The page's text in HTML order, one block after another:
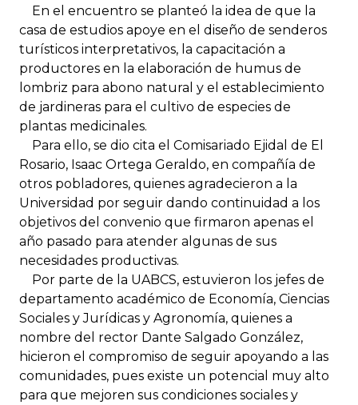
En el encuentro se planteó la idea de que la
casa de estudios apoye en el diseño de senderos
turísticos interpretativos, la capacitación a
productores en la elaboración de humus de
lombriz para abono natural y el establecimiento
de jardineras para el cultivo de especies de
plantas medicinales.
Para ello, se dio cita el Comisariado Ejidal de El
Rosario, Isaac Ortega Geraldo, en compañía de
otros pobladores, quienes agradecieron a la
Universidad por seguir dando continuidad a los
objetivos del convenio que firmaron apenas el
año pasado para atender algunas de sus
necesidades productivas.
Por parte de la UABCS, estuvieron los jefes de
departamento académico de Economía, Ciencias
Sociales y Jurídicas y Agronomía, quienes a
nombre del rector Dante Salgado González,
hicieron el compromiso de seguir apoyando a las
comunidades, pues existe un potencial muy alto
para que mejoren sus condiciones sociales y